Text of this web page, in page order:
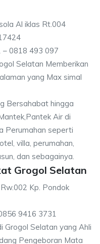
Al iklas Rt.004
0818 493 097
Selatan Memberikan
yang Max simal
Bersahabat hingga
Air di
Perumahan seperti
villa, perumahan,
dan sebagainya.
Grogol Selatan
Kp. Pondok
9416 3731
Grogol Selatan yang Ahli
Pengeboran Mata